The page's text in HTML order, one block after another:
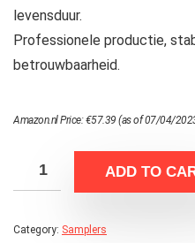
levensduur.
Professionele productie,
betrouwbaarheid.
Amazon.nl Price:€57.39 (as of 07/04/
ADD TO
Category: Samplers